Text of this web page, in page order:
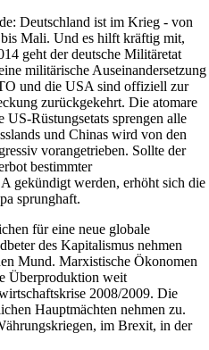
Deutschland ist im Krieg - von
Mali. Und es hilft kräftig mit,
geht der deutsche Militäretat
militärische Auseinandersetzung
und die USA sind offiziell zur
zurückgekehrt. Die atomare
Rüstungsetats sprengen alle
und Chinas wird von den
vorangetrieben. Sollte der
bestimmter
gekündigt werden, erhöht sich die
sprunghaft.
für eine neue globale
des Kapitalismus nehmen
Mund. Marxistische Ökonomen
Überproduktion weit
2008/2009. Die
Hauptmächten nehmen zu.
im Brexit, in der